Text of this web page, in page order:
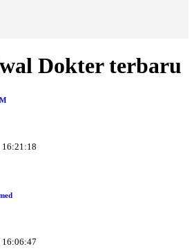
Dokter terbaru
16:21:18
16:06:47